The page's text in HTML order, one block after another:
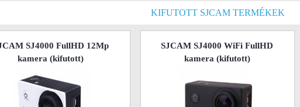
KIFUTOTT SJCAM TERMÉKEK
SJ4000 FullHD 12Mp
kamera (kifutott)
SJCAM SJ4000 WiFi FullHD
kamera (kifutott)